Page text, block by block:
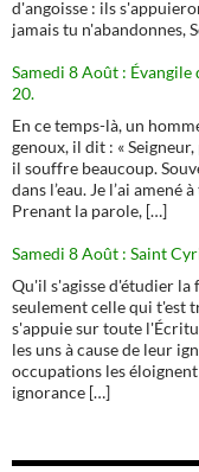
d'angoisse : ils
jamais tu n'abandonnes,
Samedi 8 Août :
20.
En ce temps-là, un
genoux, il dit : «
il souffre beaucoup.
dans l’eau. Je l’ai amené
Prenant la parole, […]
Samedi 8 Août : Saint
Qu'il s'agisse d'étudier la
seulement celle qui t'est
s'appuie sur toute
les uns à cause de leur
occupations les
ignorance […]